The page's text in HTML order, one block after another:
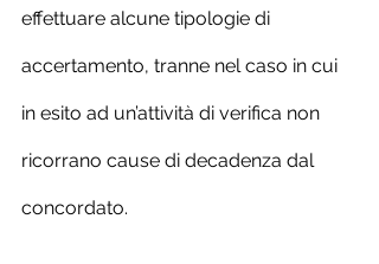
effettuare alcune tipologie di
accertamento, tranne nel caso in cui
in esito ad un’attività di verifica non
ricorrano cause di decadenza dal
concordato.